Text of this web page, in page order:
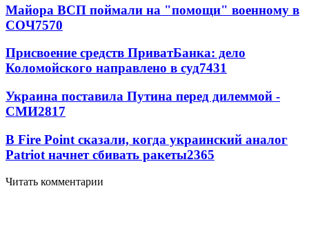
Майора ВСП поймали на "помощи" военному в
СОЧ7570
Присвоение средств ПриватБанка: дело
Коломойского направлено в суд7431
Украина поставила Путина перед дилеммой -
СМИ2817
В Fire Point сказали, когда украинский аналог
Patriot начнет сбивать ракеты2365
Читать комментарии